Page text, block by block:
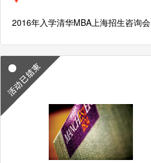
2016年入学清华MBA上海招生咨询会